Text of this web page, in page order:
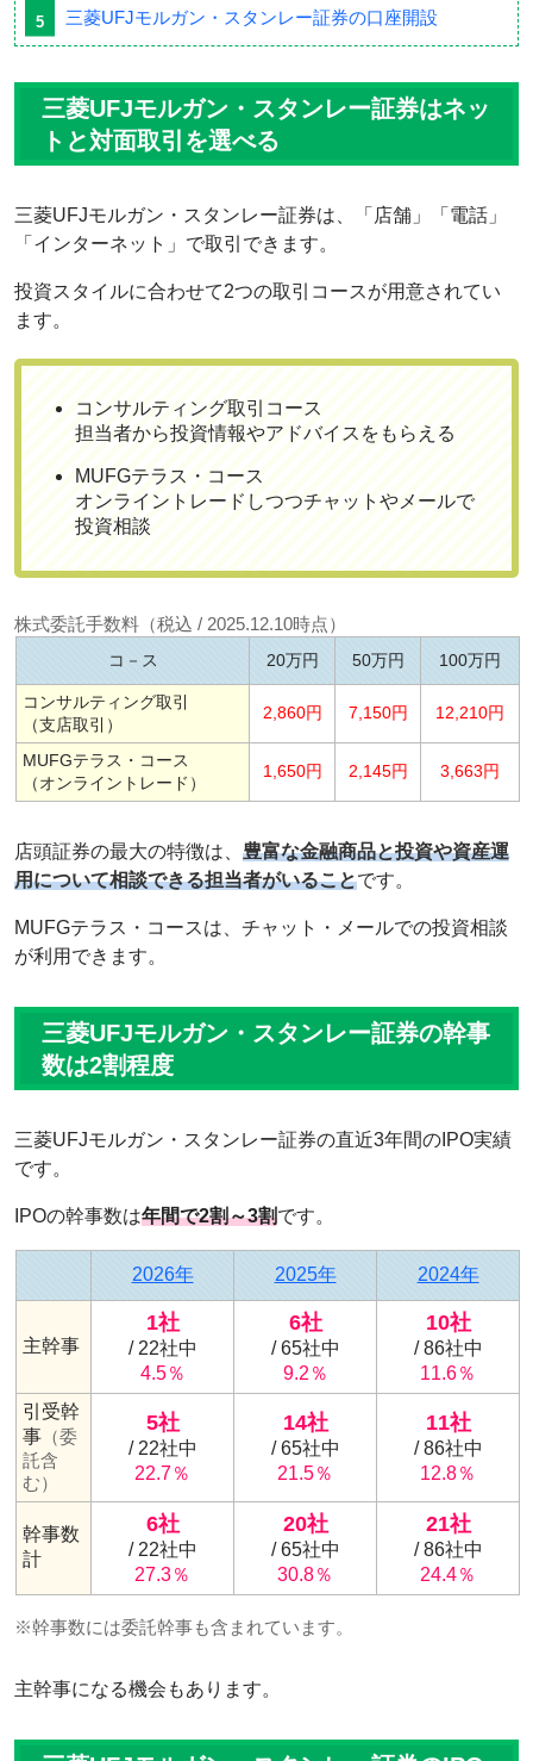
三菱UFJモルガン・スタンレー証券の口座開設
三菱UFJモルガン・スタンレー証券はネッ
トと対面取引を選べる
三菱UFJモルガン・スタンレー証券は、「店舗」「電話」
「インターネット」で取引できます。
投資スタイルに合わせて2つの取引コースが用意されてい
ます。
コンサルティング取引コース
担当者から投資情報やアドバイスをもらえる
MUFGテラス・コース
オンライントレードしつつチャットやメールで
投資相談
株式委託手数料（税込 / 2025.12.10時点）
コ－ス 20万円 50万円 100万円
コンサルティング取引
（支店取引）
2,860円 7,150円 12,210円
MUFGテラス・コース
（オンライントレード）
1,650円 2,145円 3,663円
店頭証券の最大の特徴は、 豊富な金融商品と投資や資産運
用について相談できる担当者がいることです。
MUFGテラス・コースは、チャット・メールでの投資相談
が利用できます。
三菱UFJモルガン・スタンレー証券の幹事
数は2割程度
三菱UFJモルガン・スタンレー証券の直近3年間のIPO実績
です。
IPOの幹事数は年間で2割～3割です。
2026年 2025年 2024年
主幹事
1社
/ 22社中
4.5％
6社
/ 65社中
9.2％
10社
/ 86社中
11.6％
引受幹
事 （委
託含
む）
5社
/ 22社中
22.7％
14社
/ 65社中
21.5％
11社
/ 86社中
12.8％
幹事数
計
6社
/ 22社中
27.3％
20社
/ 65社中
30.8％
21社
/ 86社中
24.4％
※幹事数には委託幹事も含まれています。
主幹事になる機会もあります。